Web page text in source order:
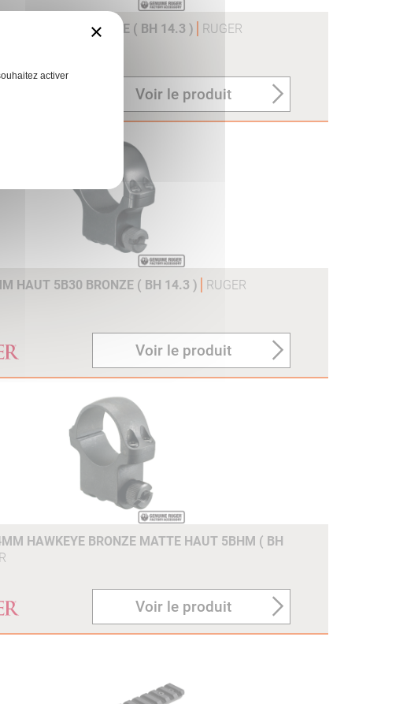
HAUT 5B BRONZE ( BH 14.3 ) RUGER
Voir le produit
HAUT 5B30 BRONZE ( BH 14.3 ) RUGER
Voir le produit
HAWKEYE BRONZE MATTE HAUT 5BHM ( BH
Voir le produit
×
activer